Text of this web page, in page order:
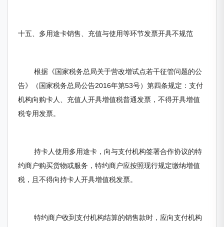
十五、多用途卡销售、充值与使用等环节发票开具不规范
根据《国家税务总局关于营改增试点若干征管问题的公
告》（国家税务总局公告2016年第53号）第四条规定：支付
机构向购卡人、充值人开具增值税普通发票，不得开具增值
税专用发票。
持卡人使用多用途卡，向与支付机构签署合作协议的特
约商户购买货物或服务，特约商户应按照现行规定缴纳增值
税，且不得向持卡人开具增值税发票。
特约商户收到支付机构结算的销售款时，应向支付机构